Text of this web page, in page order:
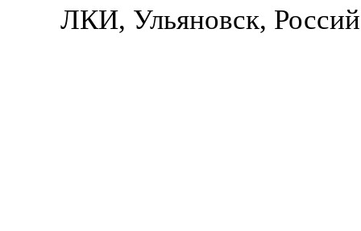
ЛКИ, Ульяновск,